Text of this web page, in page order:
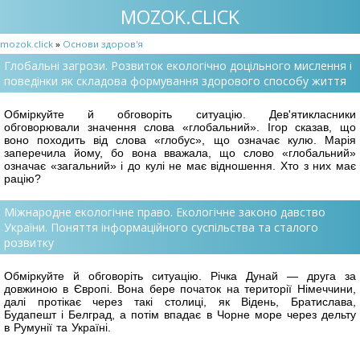
MOZOK.CLICK
mozok.click » Основи здоров'я
Глобальні загрози. Розвиток екологічно доцільного мислення і
поведінки як складова формування здорового способу життя
Обміркуйте й обговоріть ситуацію. Дев'ятикласники
обговорювали значення слова «глобальний». Ігор сказав, що
воно походить від слова «глобус», що означає кулю. Марія
заперечила йому, бо вона вважала, що слово «глобальний»
означає «загальний» і до кулі не має відношення. Хто з них має
рацію?
Міжнародне екологічне право. Екологічне законо давство
України. Поняття інформаційного суспільства та сталого
розвитку
Обміркуйте й обговоріть ситуацію. Річка Дунай — друга за
довжиною в Європі. Вона бере початок на території Німеччини,
далі протікає через такі столиці, як Відень, Братислава,
Будапешт і Белград, а потім впадає в Чорне море через дельту
в Румунії та Україні.